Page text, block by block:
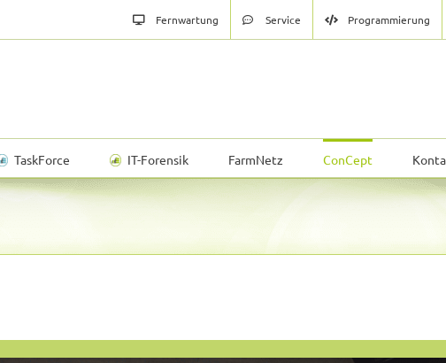
Fernwartung Service Programmierung
TaskForce IT-Forensik FarmNetz ConCept